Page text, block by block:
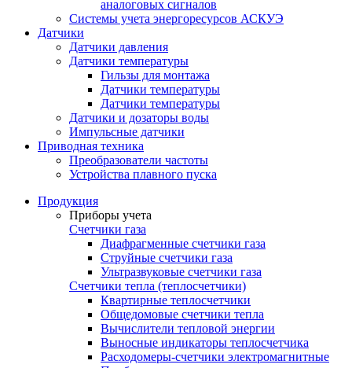
аналоговых сигналов
Системы учета энергоресурсов АСКУЭ
Датчики
Датчики давления
Датчики температуры
Гильзы для монтажа
Датчики температуры
Датчики температуры
Датчики и дозаторы воды
Импульсные датчики
Приводная техника
Преобразователи частоты
Устройства плавного пуска
Продукция
Приборы учета
Счетчики газа
Диафрагменные счетчики газа
Струйные счетчики газа
Ультразвуковые счетчики газа
Счетчики тепла (теплосчетчики)
Квартирные теплосчетчики
Общедомовые счетчики тепла
Вычислители тепловой энергии
Выносные индикаторы теплосчетчика
Расходомеры-счетчики электромагнитные